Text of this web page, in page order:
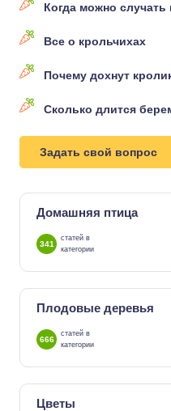
Когда можно
Все о крольчихах
Почему дохнут
Сколько длится
Задать свой вопрос
Домашняя птица
341
статей в
категории
Плодовые деревья
666
статей в
категории
Цветы